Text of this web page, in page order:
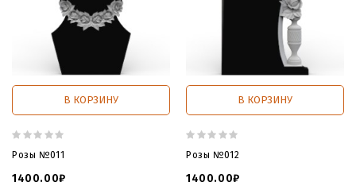
В КОРЗИНУ
Розы №011
1400.00₽
В КОРЗИНУ
Розы №012
1400.00₽